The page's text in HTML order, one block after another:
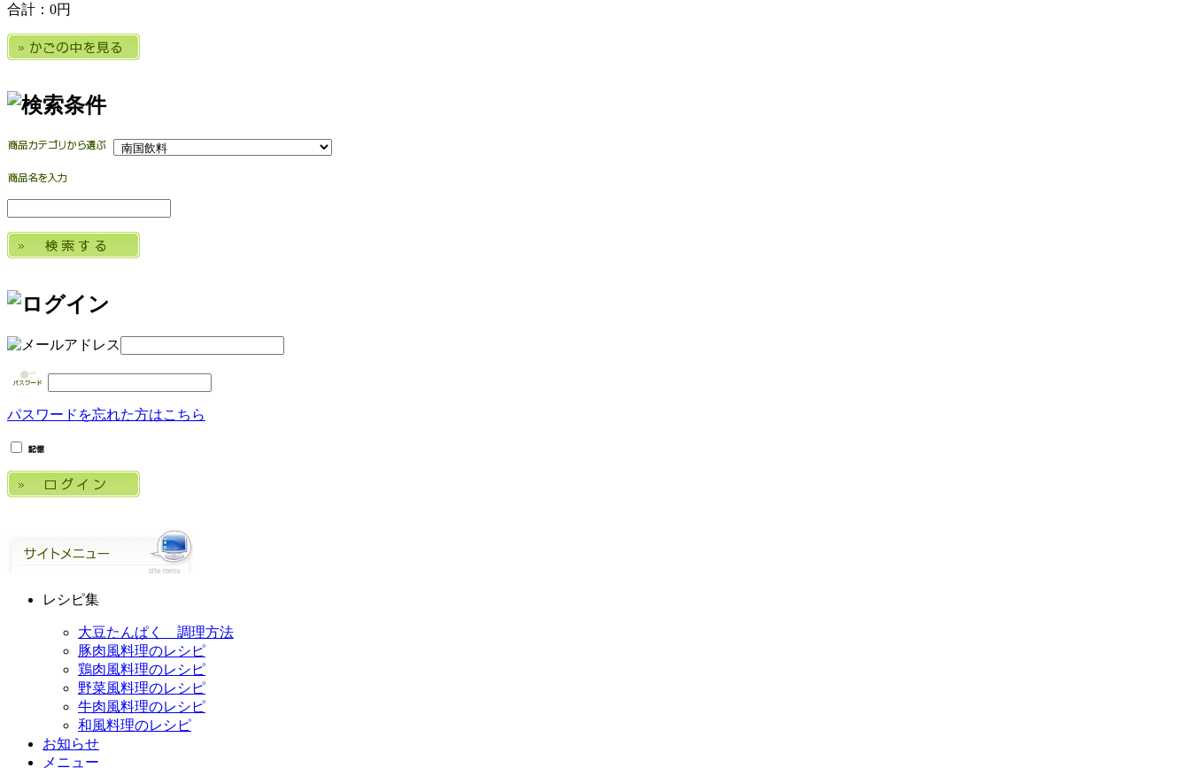
合計： 0円
パスワードを忘れた方はこちら
レシピ集
大豆たんぱく 調理方法
豚肉風料理のレシピ
鶏肉風料理のレシピ
野菜風料理のレシピ
牛肉風料理のレシピ
和風料理のレシピ
お知らせ
メニュー